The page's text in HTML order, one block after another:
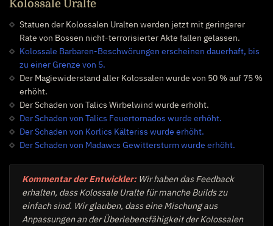
Kolossale Uralte
Statuen der Kolossalen Uralten werden jetzt mit geringerer
Rate von Bossen nicht-terrorisierter Akte fallen gelassen.
Kolossale Barbaren-Beschwörungen erscheinen dauerhaft, bis
zu einer Grenze von 5.
Der Magiewiderstand aller Kolossalen wurde von 50 % auf 75 %
erhöht.
Der Schaden von Talics Wirbelwind wurde erhöht.
Der Schaden von Talics Feuertornados wurde erhöht.
Der Schaden von Korlics Kälteriss wurde erhöht.
Der Schaden von Madawcs Gewittersturm wurde erhöht.
Kommentar der Entwickler: Wir haben das Feedback
erhalten, dass Kolossale Uralte für manche Builds zu
einfach sind. Wir glauben, dass eine Mischung aus
Anpassungen an der Überlebensfähigkeit der Kolossalen